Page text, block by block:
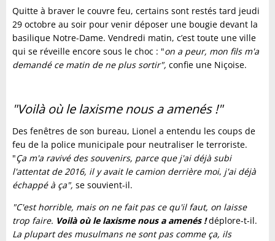
Quitte à braver le couvre feu, certains sont restés tard jeudi
29 octobre au soir pour venir déposer une bougie devant la
basilique Notre-Dame. Vendredi matin, c’est toute une ville
qui se réveille encore sous le choc : "on a peur, mon fils m'a
demandé ce matin de ne plus sortir", confie une Niçoise.
"Voilà où le laxisme nous a amenés !"
Des fenêtres de son bureau, Lionel a entendu les coups de
feu de la police municipale pour neutraliser le terroriste.
"Ça m'a ravivé des souvenirs, parce que j'ai déjà subi
l'attentat de 2016, il y avait le camion derrière moi, j'ai déjà
échappé à ça", se souvient-il.
"C'est horrible, mais on ne fait pas ce qu'il faut, on laisse
trop faire. Voilà où le laxisme nous a amenés !déplore-t-il.
La plupart des musulmans ne sont pas comme ça, ils